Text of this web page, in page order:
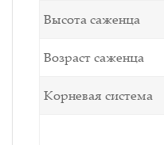
Высота саженца
Возраст саженца
Корневая система